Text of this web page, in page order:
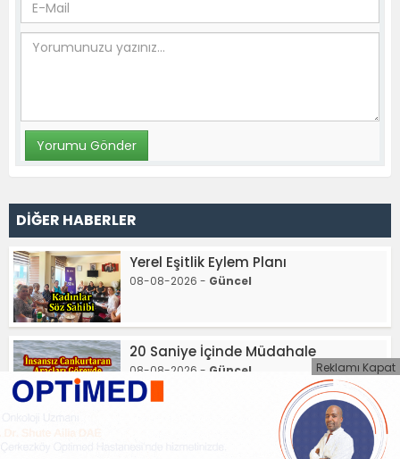
DİĞER HABERLER
Yerel Eşitlik Eylem Planı
08-08-2026 - Güncel
20 Saniye İçinde Müdahale
08-08-2026 - Güncel Reklamı Kapat